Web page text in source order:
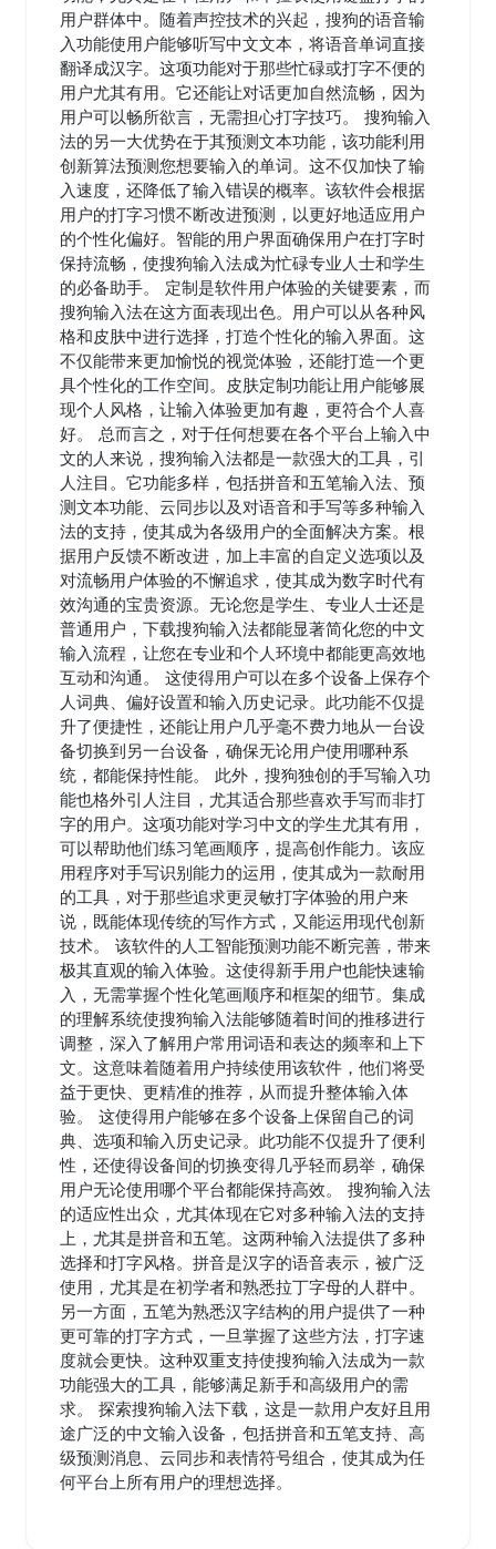
用户群体中。随着声控技术的兴起，搜狗的语音输
入功能使用户能够听写中文文本，将语音单词直接
翻译成汉字。这项功能对于那些忙碌或打字不便的
用户尤其有用。它还能让对话更加自然流畅，因为
用户可以畅所欲言，无需担心打字技巧。 搜狗输入
法的另一大优势在于其预测文本功能，该功能利用
创新算法预测您想要输入的单词。这不仅加快了输
入速度，还降低了输入错误的概率。该软件会根据
用户的打字习惯不断改进预测，以更好地适应用户
的个性化偏好。智能的用户界面确保用户在打字时
保持流畅，使搜狗输入法成为忙碌专业人士和学生
的必备助手。 定制是软件用户体验的关键要素，而
搜狗输入法在这方面表现出色。用户可以从各种风
格和皮肤中进行选择，打造个性化的输入界面。这
不仅能带来更加愉悦的视觉体验，还能打造一个更
具个性化的工作空间。皮肤定制功能让用户能够展
现个人风格，让输入体验更加有趣，更符合个人喜
好。 总而言之，对于任何想要在各个平台上输入中
文的人来说，搜狗输入法都是一款强大的工具，引
人注目。它功能多样，包括拼音和五笔输入法、预
测文本功能、云同步以及对语音和手写等多种输入
法的支持，使其成为各级用户的全面解决方案。根
据用户反馈不断改进，加上丰富的自定义选项以及
对流畅用户体验的不懈追求，使其成为数字时代有
效沟通的宝贵资源。无论您是学生、专业人士还是
普通用户，下载搜狗输入法都能显著简化您的中文
输入流程，让您在专业和个人环境中都能更高效地
互动和沟通。 这使得用户可以在多个设备上保存个
人词典、偏好设置和输入历史记录。此功能不仅提
升了便捷性，还能让用户几乎毫不费力地从一台设
备切换到另一台设备，确保无论用户使用哪种系
统，都能保持性能。 此外，搜狗独创的手写输入功
能也格外引人注目，尤其适合那些喜欢手写而非打
字的用户。这项功能对学习中文的学生尤其有用，
可以帮助他们练习笔画顺序，提高创作能力。该应
用程序对手写识别能力的运用，使其成为一款耐用
的工具，对于那些追求更灵敏打字体验的用户来
说，既能体现传统的写作方式，又能运用现代创新
技术。 该软件的人工智能预测功能不断完善，带来
极其直观的输入体验。这使得新手用户也能快速输
入，无需掌握个性化笔画顺序和框架的细节。集成
的理解系统使搜狗输入法能够随着时间的推移进行
调整，深入了解用户常用词语和表达的频率和上下
文。这意味着随着用户持续使用该软件，他们将受
益于更快、更精准的推荐，从而提升整体输入体
验。 这使得用户能够在多个设备上保留自己的词
典、选项和输入历史记录。此功能不仅提升了便利
性，还使得设备间的切换变得几乎轻而易举，确保
用户无论使用哪个平台都能保持高效。 搜狗输入法
的适应性出众，尤其体现在它对多种输入法的支持
上，尤其是拼音和五笔。这两种输入法提供了多种
选择和打字风格。拼音是汉字的语音表示，被广泛
使用，尤其是在初学者和熟悉拉丁字母的人群中。
另一方面，五笔为熟悉汉字结构的用户提供了一种
更可靠的打字方式，一旦掌握了这些方法，打字速
度就会更快。这种双重支持使搜狗输入法成为一款
功能强大的工具，能够满足新手和高级用户的需
求。 探索搜狗输入法下载，这是一款用户友好且用
途广泛的中文输入设备，包括拼音和五笔支持、高
级预测消息、云同步和表情符号组合，使其成为任
何平台上所有用户的理想选择。